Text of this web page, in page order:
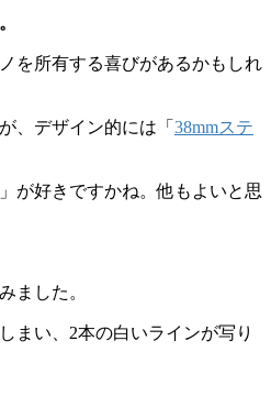
を所有する喜びがあるかもしれ
、デザイン的には「 38mmステ
」が好きですかね。他もよいと思
ました。
まい、2本の白いラインが写り